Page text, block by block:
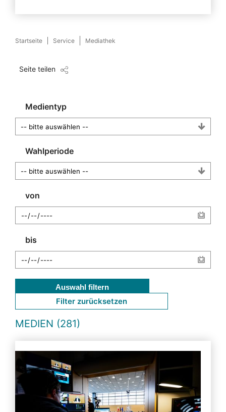
Startseite Service Mediathek
Seite teilen
Medientyp
Wahlperiode
von
bis
Auswahl filtern
Filter zurücksetzen
MEDIEN (281)